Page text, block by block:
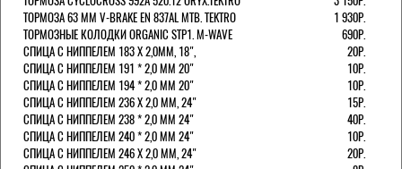
ТОРМОЗА 63 ММ V-BRAKE EN 837AL MTB. TEKTRO
1 930Р.
ТОРМОЗНЫЕ КОЛОДКИ ORGANIC STP1. M-WAVE
690Р.
СПИЦА С НИППЕЛЕМ 183 Х 2,0ММ, 18",
20Р.
СПИЦА С НИППЕЛЕМ 191 * 2,0 ММ 20"
10Р.
СПИЦА С НИППЕЛЕМ 194 * 2,0 ММ 20"
10Р.
СПИЦА С НИППЕЛЕМ 236 Х 2,0 ММ, 24"
15Р.
СПИЦА С НИППЕЛЕМ 238 * 2,0 ММ 24"
40Р.
СПИЦА С НИППЕЛЕМ 240 * 2,0 ММ 24"
10Р.
СПИЦА С НИППЕЛЕМ 246 Х 2,0 ММ, 24"
20Р.